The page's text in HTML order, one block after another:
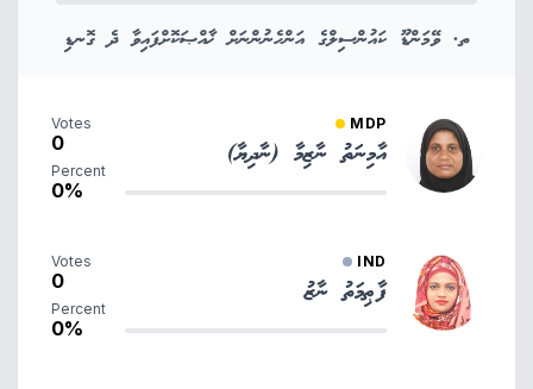
ތ. ވޭމަންޑޫ ކައުންސިލްގެ އަންހެނުންނަށް ޚާއްޞަކޮށްފައިވާ ދެ ގޮނޑި
MDP
އާމިނަތު ނާޒިމާ (ނާދިޔާ)
Votes
0
Percent
0%
IND
ފާޠިމަތު ނާޒު
Votes
0
Percent
0%